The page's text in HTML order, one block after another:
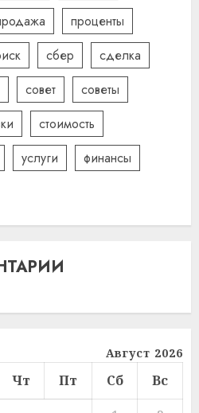
проценты
сбер
сделка
совет
советы
стоимость
услуги
финансы
Август 2026
Чт Пт Сб
Вс